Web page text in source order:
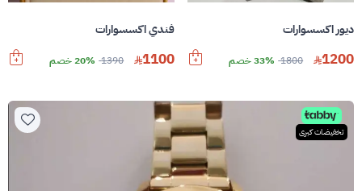
ديور اكسسوارات
1200
1800 33% خصم
فندي اكسسوارات
1100
1390 20% خصم
تخفيضات كبرى